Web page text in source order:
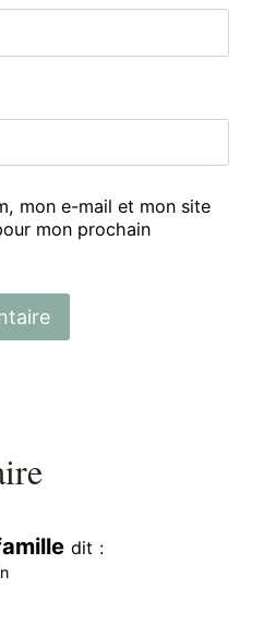
mon e-mail et mon site
mon prochain
dit :